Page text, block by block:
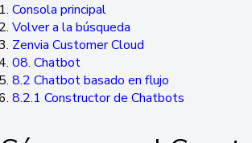
Consola principal
Volver a la búsqueda
Zenvia Customer Cloud
08. Chatbot
8.2 Chatbot basado en flujo
8.2.1 Constructor de Chatbots